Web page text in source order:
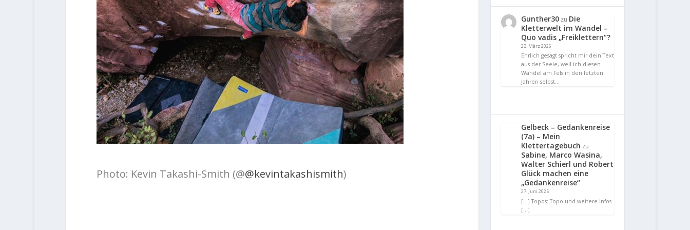
Photo: Kevin Takashi-Smith (@@kevintakashismith)
Gunther30 zu Die
Kletterwelt im Wandel –
Quo vadis „Freiklettern“?
23. März 2026
Ehrlich gesagt spricht mir dein Text
aus der Seele, weil ich diesen
Wandel am Fels in den letzten
Jahren selbst…
Gelbeck – Gedankenreise
(7a) – Mein
Klettertagebuch zu
Sabine, Marco Wasina,
Walter Schierl und Robert
Glück machen eine
„Gedankenreise“
27. Juni 2025
[…] Topos: Topo und weitere Infos
[…]